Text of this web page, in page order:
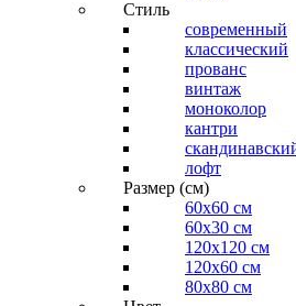
Стиль
современный
классический
прованс
винтаж
моноколор
кантри
лофт
Размер (см)
60х60 см
60x30 см
120x120 см
120x60 см
80x80 см